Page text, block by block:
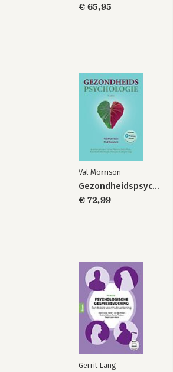
The New Meaning
of Educational
Change
€ 65,95
Val Morrison
Gezondheidspsychologie
€ 72,99
Gerrit Lang